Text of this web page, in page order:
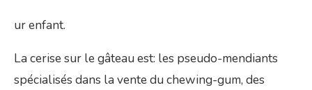
ur enfant.
La cerise sur le gâteau est: les pseudo-mendiants
spécialisés dans la vente du chewing-gum, des